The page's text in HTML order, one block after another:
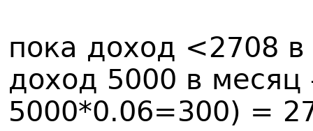
пока доход <2708
доход 5000 в
5000*0.06=300) =